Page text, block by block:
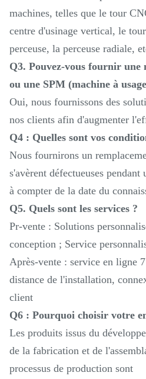
machines, telles que le tour
centre d'usinage vertical, le
perceuse, la perceuse radiale,
Q3. Pouvez-vous fournir une
ou une SPM (machine à
Oui, nous fournissons des
nos clients afin d'augmenter
Q4 : Quelles sont vos
Nous fournirons un
s'avèrent défectueuses
à compter de la date du
Q5. Quels sont les services ?
Pr-vente : Solutions
conception ; Service
Après-vente : service en ligne
distance de l'installation,
client
Q6 : Pourquoi choisir votre
Les produits issus du
de la fabrication et de
processus de production sont